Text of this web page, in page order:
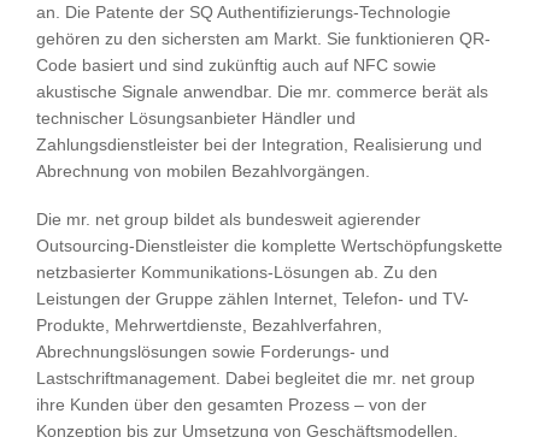
an. Die Patente der SQ Authentifizierungs-Technologie
gehören zu den sichersten am Markt. Sie funktionieren QR-
Code basiert und sind zukünftig auch auf NFC sowie
akustische Signale anwendbar. Die mr. commerce berät als
technischer Lösungsanbieter Händler und
Zahlungsdienstleister bei der Integration, Realisierung und
Abrechnung von mobilen Bezahlvorgängen.
Die mr. net group bildet als bundesweit agierender
Outsourcing-Dienstleister die komplette Wertschöpfungskette
netzbasierter Kommunikations-Lösungen ab. Zu den
Leistungen der Gruppe zählen Internet, Telefon- und TV-
Produkte, Mehrwertdienste, Bezahlverfahren,
Abrechnungslösungen sowie Forderungs- und
Lastschriftmanagement. Dabei begleitet die mr. net group
ihre Kunden über den gesamten Prozess – von der
Konzeption bis zur Umsetzung von Geschäftsmodellen.